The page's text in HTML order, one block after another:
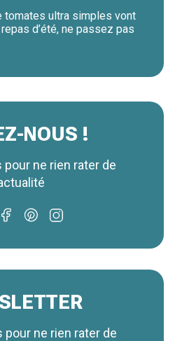
tomates ultra simples vont
d’été, ne passez pas
NOUS !
ne rien rater de
ne rien rater de